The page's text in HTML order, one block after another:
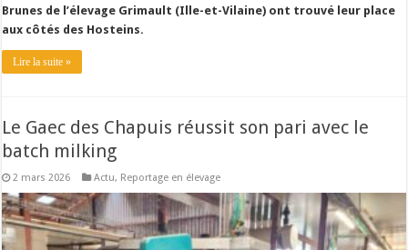
Brunes de l’élevage Grimault (Ille-et-Vilaine) ont trouvé leur place
aux côtés des Hosteins.
Lire la suite »
Le Gaec des Chapuis réussit son pari avec le
batch milking
2 mars 2026 Actu, Reportage en élevage